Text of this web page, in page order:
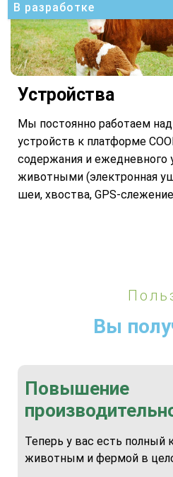
В разработке
Устройства
Мы постоянно работаем
устройств к платформе
содержания и ежедневного
животными (электронная
шеи, хвоства, GPS-
Вы
Повышение
Теперь у вас есть
животным и фермой в